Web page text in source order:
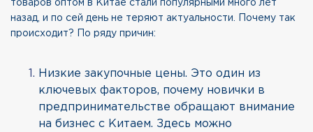
товаров оптом в Китае стали популярными много лет
назад, и по сей день не теряют актуальности. Почему так
происходит? По ряду причин:
Низкие закупочные цены. Это один из
ключевых факторов, почему новички в
предпринимательстве обращают внимание
на бизнес с Китаем. Здесь можно